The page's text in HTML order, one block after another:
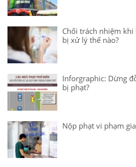
Chối trách nhiệm
bị xử lý thế nào?
Inforgraphic: Dừng
bị phạt?
Nộp phạt vi phạm